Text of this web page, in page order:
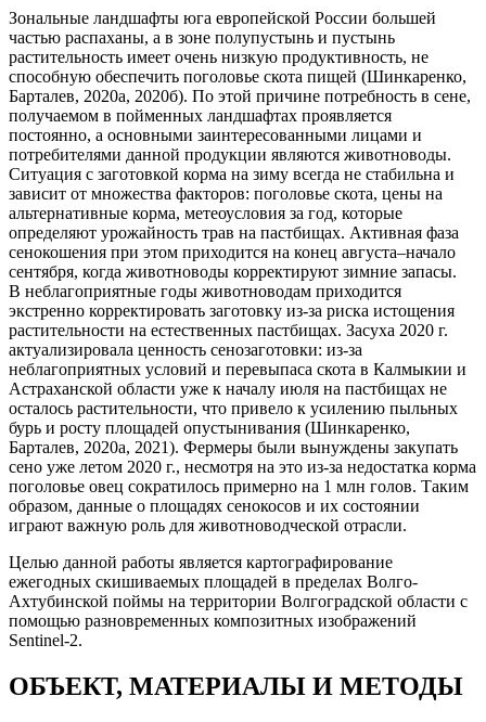
Зональные ландшафты юга европейской России большей
частью распаханы, а в зоне полупустынь и пустынь
растительность имеет очень низкую продуктивность, не
способную обеспечить поголовье скота пищей (Шинкаренко,
Барталев, 2020а, 2020б). По этой причине потребность в сене,
получаемом в пойменных ландшафтах проявляется
постоянно, а основными заинтересованными лицами и
потребителями данной продукции являются животноводы.
Ситуация с заготовкой корма на зиму всегда не стабильна и
зависит от множества факторов: поголовье скота, цены на
альтернативные корма, метеоусловия за год, которые
определяют урожайность трав на пастбищах. Активная фаза
сенокошения при этом приходится на конец августа–начало
сентября, когда животноводы корректируют зимние запасы.
В неблагоприятные годы животноводам приходится
экстренно корректировать заготовку из-за риска истощения
растительности на естественных пастбищах. Засуха 2020 г.
актуализировала ценность сенозаготовки: из-за
неблагоприятных условий и перевыпаса скота в Калмыкии и
Астраханской области уже к началу июля на пастбищах не
осталось растительности, что привело к усилению пыльных
бурь и росту площадей опустынивания (Шинкаренко,
Барталев, 2020а, 2021). Фермеры были вынуждены закупать
сено уже летом 2020 г., несмотря на это из-за недостатка корма
поголовье овец сократилось примерно на 1 млн голов. Таким
образом, данные о площадях сенокосов и их состоянии
играют важную роль для животноводческой отрасли.
Целью данной работы является картографирование
ежегодных скишиваемых площадей в пределах Волго-
Ахтубинской поймы на территории Волгоградской области с
помощью разновременных композитных изображений
Sentinel-2.
ОБЪЕКТ, МАТЕРИАЛЫ И МЕТОДЫ